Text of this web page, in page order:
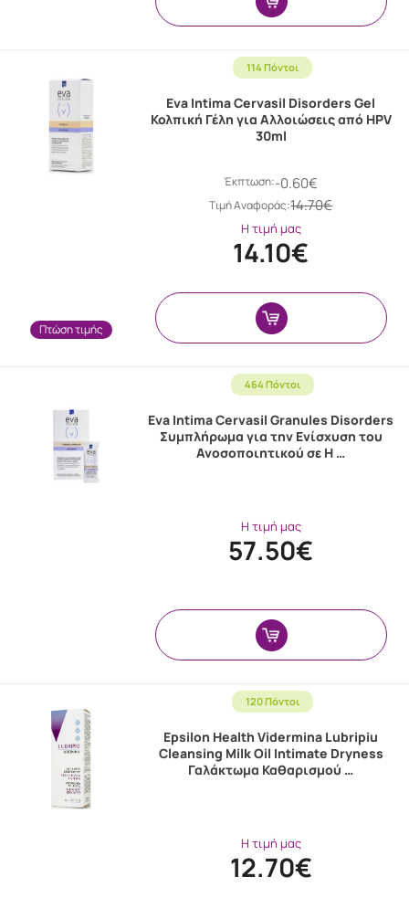
114 Πόντοι
Πτώση τιμής
Eva Intima Cervasil Disorders Gel
Κολπική Γέλη για Αλλοιώσεις από HPV
30ml
Έκπτωση:-0.60€
Tιμή Αναφοράς:14.70€
Η τιμή μας
14.10€
464 Πόντοι
Eva Intima Cervasil Granules Disorders
Συμπλήρωμα για την Ενίσχυση του
Ανοσοποιητικού σε H …
Η τιμή μας
57.50€
120 Πόντοι
Epsilon Health Vidermina Lubripiu
Cleansing Milk Oil Intimate Dryness
Γαλάκτωμα Καθαρισμού …
Η τιμή μας
12.70€